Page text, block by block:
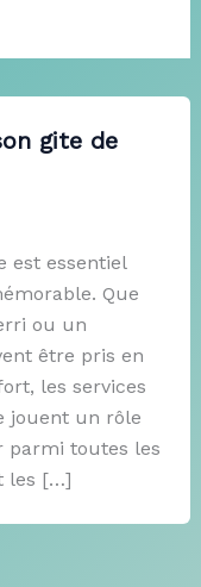
gite de
est essentiel
Que
ou un
être pris en
les services
jouent un rôle
parmi toutes les
les […]